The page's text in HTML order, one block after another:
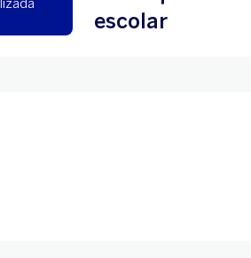
escolar